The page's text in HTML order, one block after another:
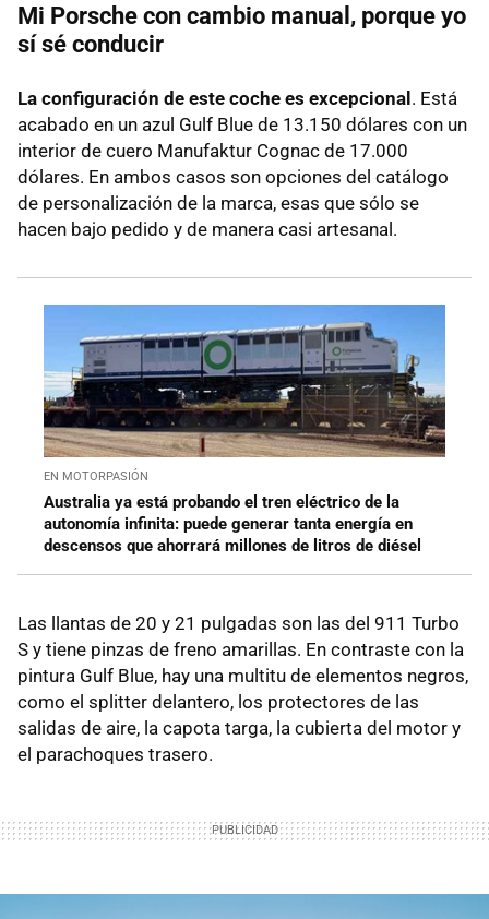
Mi Porsche con cambio manual, porque yo
sí sé conducir
La configuración de este coche es excepcional. Está
acabado en un azul Gulf Blue de 13.150 dólares con un
interior de cuero Manufaktur Cognac de 17.000
dólares. En ambos casos son opciones del catálogo
de personalización de la marca, esas que sólo se
hacen bajo pedido y de manera casi artesanal.
EN MOTORPASIÓN
Australia ya está probando el tren eléctrico de la
autonomía infinita: puede generar tanta energía en
descensos que ahorrará millones de litros de diésel
Las llantas de 20 y 21 pulgadas son las del 911 Turbo
S y tiene pinzas de freno amarillas. En contraste con la
pintura Gulf Blue, hay una multitu de elementos negros,
como el splitter delantero, los protectores de las
salidas de aire, la capota targa, la cubierta del motor y
el parachoques trasero.